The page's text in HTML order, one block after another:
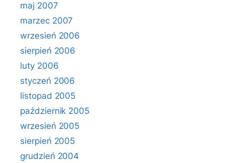
maj 2007
marzec 2007
wrzesień 2006
sierpień 2006
luty 2006
styczeń 2006
listopad 2005
październik 2005
wrzesień 2005
sierpień 2005
grudzień 2004